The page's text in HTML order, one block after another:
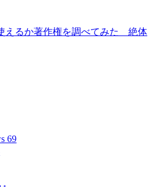
えるか著作権を調べてみた 絶体
69